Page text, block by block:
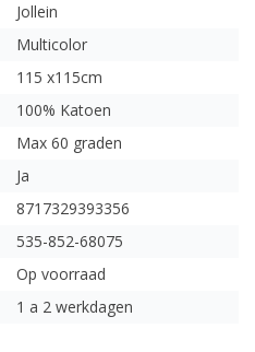
Jollein
Multicolor
115 x115cm
100% Katoen
Max 60 graden
Ja
8717329393356
535-852-68075
Op voorraad
1 a 2 werkdagen